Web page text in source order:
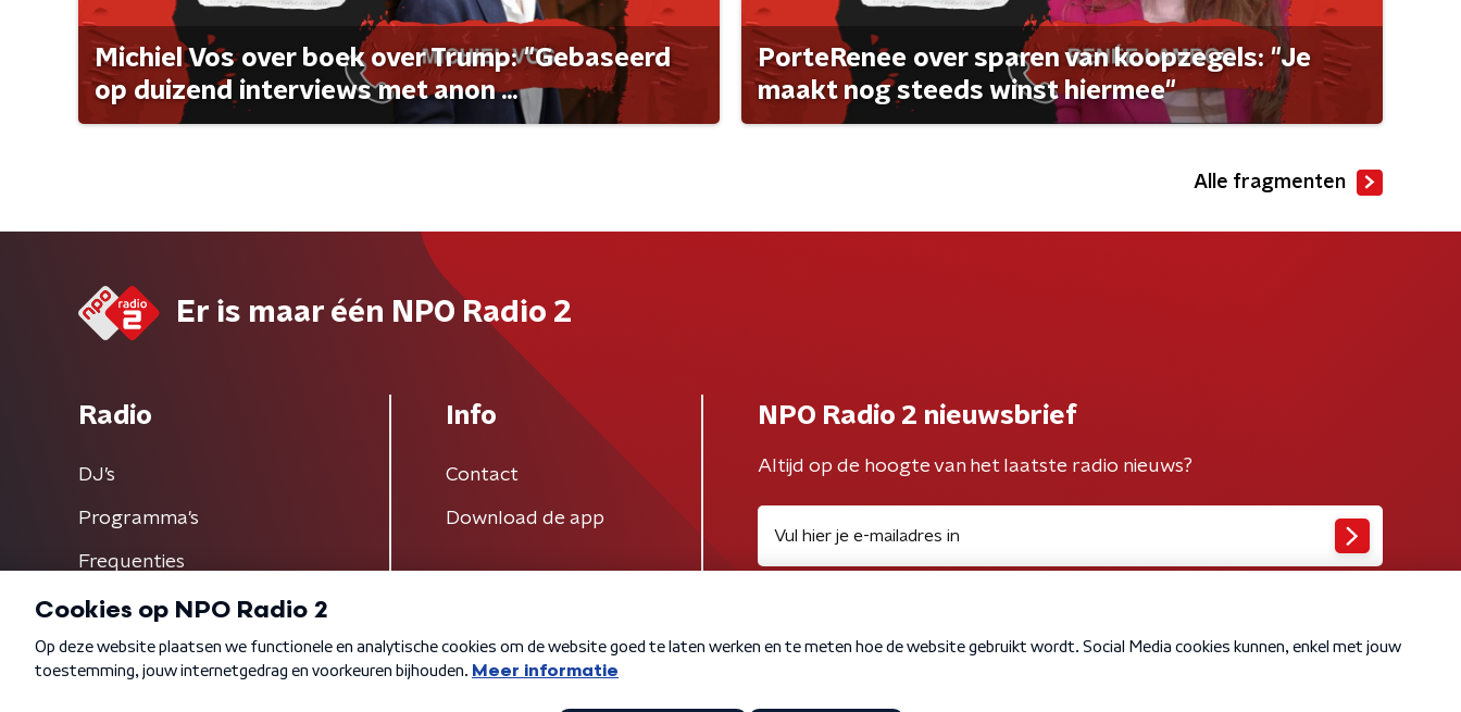
Michiel Vos over boek over Trump: "Gebaseerd
op duizend interviews met anon ...
PorteRenee over sparen van koopzegels: "Je
maakt nog steeds winst hiermee"
Alle fragmenten
Er is maar één NPO Radio 2
Radio
DJ’s
Programma's
Frequenties
Info
Contact
Download de app
NPO Radio 2 nieuwsbrief
Altijd op de hoogte van het laatste radio nieuws?
Algemene voorwaarden Privacybeleid